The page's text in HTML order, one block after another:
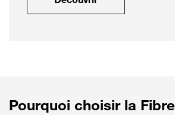
Pourquoi choisir la